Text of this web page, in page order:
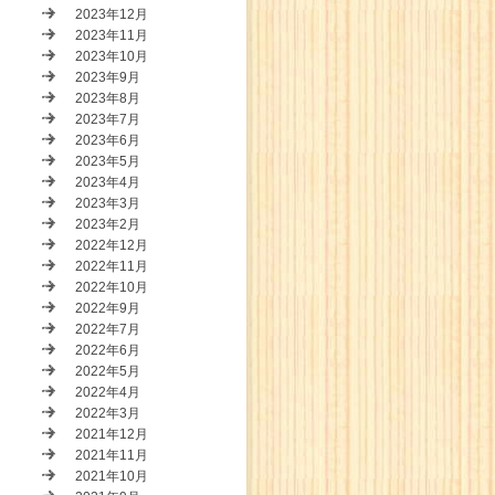
2023年12月
2023年11月
2023年10月
2023年9月
2023年8月
2023年7月
2023年6月
2023年5月
2023年4月
2023年3月
2023年2月
2022年12月
2022年11月
2022年10月
2022年9月
2022年7月
2022年6月
2022年5月
2022年4月
2022年3月
2021年12月
2021年11月
2021年10月